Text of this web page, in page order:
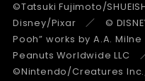
©Tatsuki Fujimoto/
Disney/Pixar ／ ©
Pooh” works by A.A.
Peanuts Worldwide LLC
©Nintendo/Creatures Inc./